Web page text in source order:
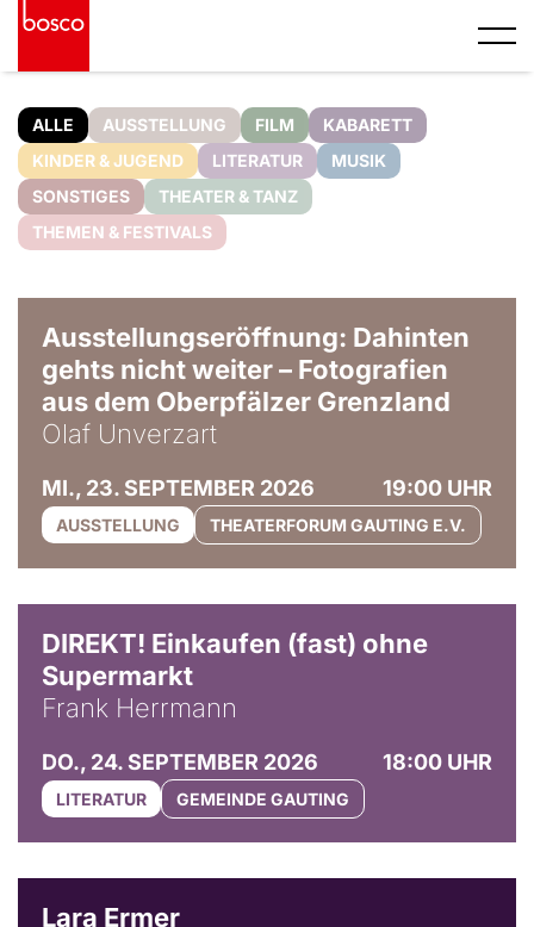
ALLE AUSSTELLUNG FILM
KABARETT
KINDER & JUGEND
LITERATUR
MUSIK
SONSTIGES
THEATER & TANZ
THEMEN & FESTIVALS
Ausstellungseröffnung: Dahinten
gehts nicht weiter – Fotografien
aus dem Oberpfälzer Grenzland
Olaf Unverzart
MI., 23. SEPTEMBER 2026 19:00 UHR
AUSSTELLUNG THEATERFORUM GAUTING E.V.
DIREKT! Einkaufen (fast) ohne
Supermarkt
Frank Herrmann
DO., 24. SEPTEMBER 2026 18:00 UHR
LITERATUR GEMEINDE GAUTING
Lara Ermer